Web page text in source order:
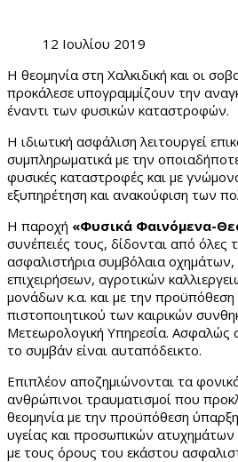
12 Ιουλίου 2019
Η θεομηνία στη Χαλκιδική και οι
προκάλεσε υπογραμμίζουν την
έναντι των φυσικών καταστροφών.
Η ιδιωτική ασφάλιση λειτουργεί
συμπληρωματικά με την
φυσικές καταστροφές και με
εξυπηρέτηση και ανακούφιση των
Η παροχή «Φυσικά Φαινόμενα-
συνέπειές τους, δίδονται από όλες
ασφαλιστήρια συμβόλαια οχημάτων,
επιχειρήσεων, αγροτικών
μονάδων κ.α. και με την προϋπόθεση
πιστοποιητικού των καιρικών
Μετεωρολογική Υπηρεσία. Ασφαλώς
το συμβάν είναι αυταπόδεικτο.
Επιπλέον αποζημιώνονται τα
ανθρώπινοι τραυματισμοί που
θεομηνία με την προϋπόθεση
υγείας και προσωπικών
με τους όρους του εκάστου